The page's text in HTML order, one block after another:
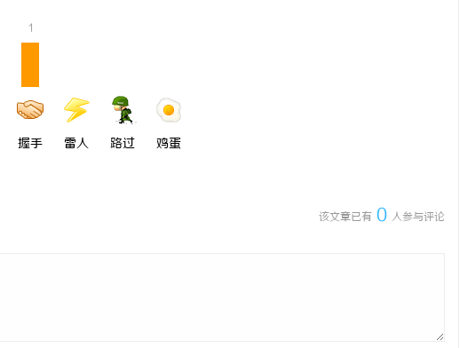
1
握手 雷人 路过 鸡蛋
该文章已有 0 人参与评论